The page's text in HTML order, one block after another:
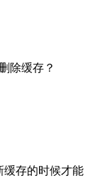
除缓存？
缓存的时候才能